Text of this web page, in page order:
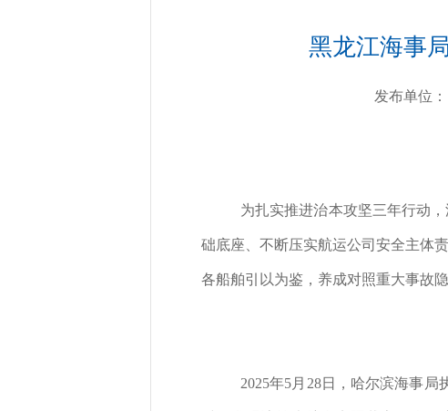
黑龙江海事
发布单位
为扎实推进治本攻坚三年行动
础底座、不断压实航运公司安全主体
各船舶引以为鉴，养成对照重大事故
2025年5月28日，哈尔滨海事